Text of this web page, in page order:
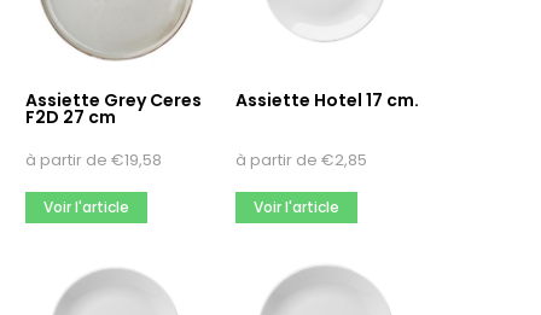
Assiette Grey Ceres
F2D 27 cm
à partir de €19,58
Voir l'article
Assiette Hotel 17 cm.
à partir de€2,85
Voir l'article